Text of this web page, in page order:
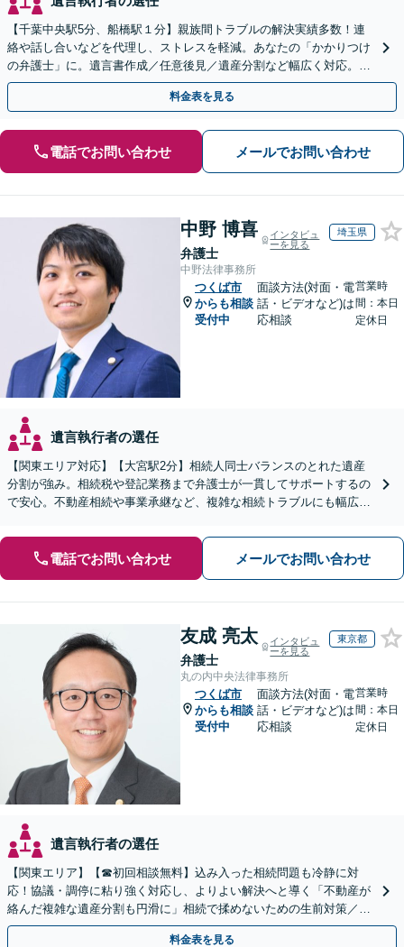
【千葉中央駅5分、船橋駅１分】親族間トラブルの解決実績多数！連
絡や話し合いなどを代理し、ストレスを軽減。あなたの「かかりつけ
の弁護士」に。遺言書作成／任意後見／遺産分割など幅広く対応。お
気軽にご相談ください！【初回来所相談30分無料】
料金表を見る
電話でお問い合わせ メールでお問い合わせ
中野 博喜
弁護士
インタビュ
ーを見る
埼玉県
中野法律事務所
つくば市
からも相談
受付中
面談方法(対面・電
話・ビデオなど)は
応相談
営業時
間：本日
定休日
遺言執行者の選任
【関東エリア対応】【大宮駅2分】相続人同士バランスのとれた遺産
分割が強み。相続税や登記業務まで弁護士が一貫してサポートするの
で安心。不動産相続や事業承継など、複雑な相続トラブルにも幅広く
電話でお問い合わせ メールでお問い合わせ
友成 亮太
弁護士
インタビュ
ーを見る
東京都
丸の内中央法律事務所
つくば市
からも相談
受付中
面談方法(対面・電
話・ビデオなど)は
応相談
営業時
間：本日
定休日
遺言執行者の選任
【関東エリア】【☎︎初回相談無料】込み入った相続問題も冷静に対
応！協議・調停に粘り強く対応し、よりよい解決へと導く「不動産が
絡んだ複雑な遺産分割も円滑に」相続で揉めないための生前対策／遺
言書の作成から執行【夜間相談可】【有楽町駅1分】
料金表を見る